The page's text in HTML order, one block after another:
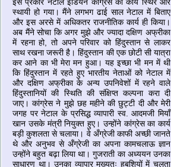
स्थायी हो गया। मैंने लगभग ढाई साल नेटाल में बिताए
और इस अरसे में अधिकतर राजनीतिक कार्य ही किया।
अब मैंने सोचा कि अगर मुझे और ज्यादा दक्षिण अफ्रीका
में रहना हो, तो अपने परिवार को हिंदुस्तान से लाकर
साथ रखना जरूरी है। हिंदुस्तान की एक छोटी सी यात्रा
कर आने का भी मेरा मन हुआ। यह इच्छा भी मन में थी
कि हिंदुस्तान में रहते हुए भारतीय नेताओं को नेटाल में
और दक्षिण अफ्रीका के अन्य उपनिवेशों में रहने वाले
हिंदु‍स्तानियों की स्थिति की संक्षिप्त कल्पना करा दी
जाए। कांग्रेस ने मुझे छह महीने की छुट्टी दी और मेरी
जगह पर नेटाल के प्रसिद्ध व्यापारी स्व. आदमजी मियाँ
खान उसके मंत्री नियुक्त हुए। उन्होंने कांग्रेस का कार्य
बड़ी कुशलता से चलाया। वे अँग्रेजी काफी अच्छी जानते
थे और अनुभव से अँग्रेजी का अपना कामचलाऊ ज्ञान
उन्होंने बहुत बढ़ा लिया था। गुजराती का अध्ययन उनका
साधारण था। उनका व्यापार मुख्यतः हबशियों में चलता